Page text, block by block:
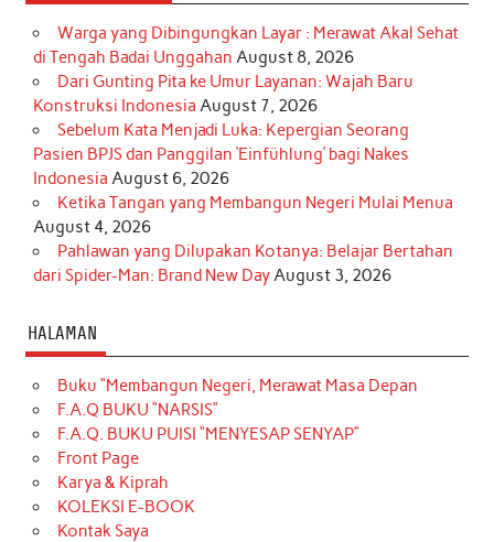
Warga yang Dibingungkan Layar : Merawat Akal Sehat
di Tengah Badai Unggahan August 8, 2026
Dari Gunting Pita ke Umur Layanan: Wajah Baru
Konstruksi Indonesia August 7, 2026
Sebelum Kata Menjadi Luka: Kepergian Seorang
Pasien BPJS dan Panggilan ‘Einfühlung’ bagi Nakes
Indonesia August 6, 2026
Ketika Tangan yang Membangun Negeri Mulai Menua
August 4, 2026
Pahlawan yang Dilupakan Kotanya: Belajar Bertahan
dari Spider-Man: Brand New DayAugust 3, 2026
HALAMAN
Buku “Membangun Negeri, Merawat Masa Depan
F.A.Q BUKU “NARSIS”
F.A.Q. BUKU PUISI “MENYESAP SENYAP”
Front Page
Karya & Kiprah
KOLEKSI E-BOOK
Kontak Saya